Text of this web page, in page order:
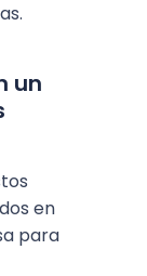
un
en
para